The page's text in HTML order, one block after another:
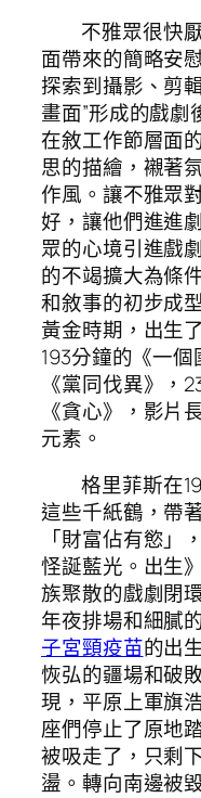
不雅眾很快
面帶來的簡略安
探索到攝影、剪
畫面”形成的戲
在敘工作節層面
思的描繪，襯著
作風。讓不雅眾
好，讓他們進進
眾的心境引進戲
的不竭擴大為條
和敘事的初步成
黃金時期，出生
193分鐘的《一
《黨同伐異》，
《貪心》，影片
元素。
格里菲斯在
這些千紙鶴，帶
「財富佔有慾」
怪誕藍光。出生
族聚散的戲劇閉
年夜排場和細膩
子宮頸疫苗的出
恢弘的疆場和破
現，平原上軍旗
座們停止了原地
被吸走了，只剩
盪。轉向南邊被